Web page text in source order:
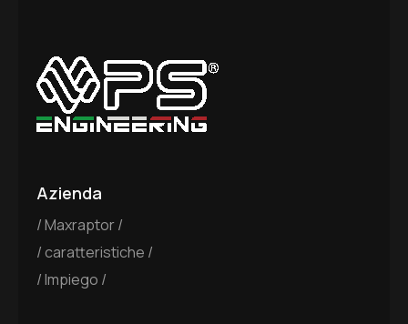
Azienda
Maxraptor
caratteristiche
Impiego